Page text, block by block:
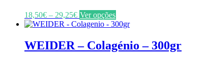
18,50€ – 29,25€Price
range:
through
29,25€
Ver opções
product
multiple
variants.
WEIDER – Colagénio – 300gr